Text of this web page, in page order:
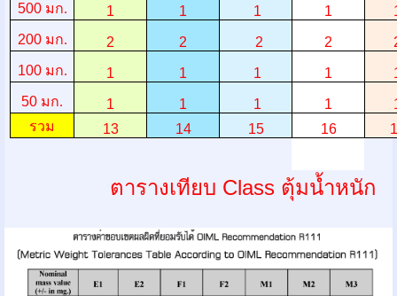
500 มก. 1 1 1 1
200 มก. 2 2 2 2
100 มก. 1 1 1 1
50 มก. 1 1 1 1
รวม
13 14 15 16
ตารางเทียบ Class ตุ้มน้ำหนัก